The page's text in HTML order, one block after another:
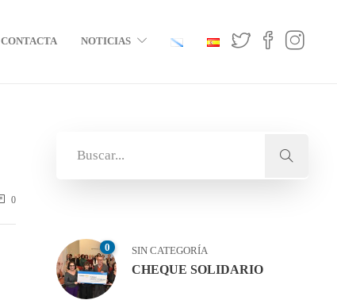
CONTACTA NOTICIAS
0
0 SIN CATEGORÍA
CHEQUE SOLIDARIO